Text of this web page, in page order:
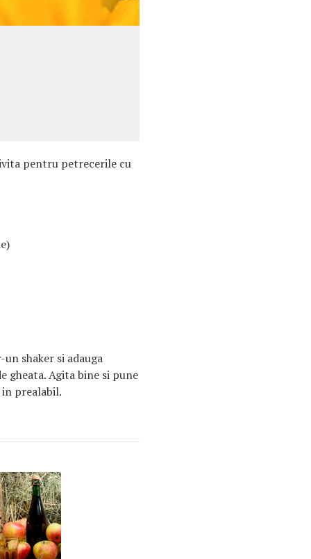
pentru petrecerile cu
shaker si adauga
gheata. Agita bine si pune
prealabil.